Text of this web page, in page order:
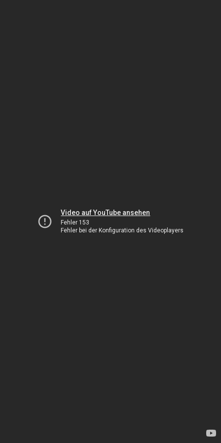
Video auf YouTube ansehen
Fehler 153
Fehler bei der Konfiguration des Videoplayers